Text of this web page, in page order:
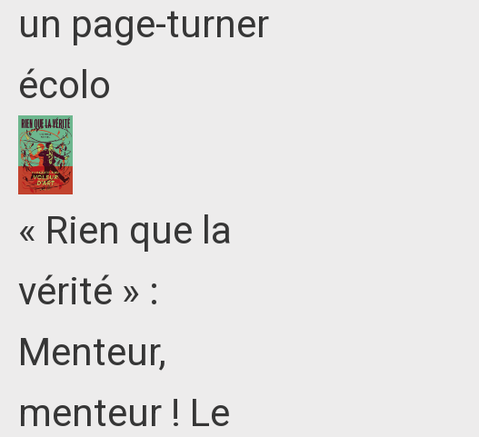
un page-turner
écolo
« Rien que la
vérité » :
Menteur,
menteur ! Le